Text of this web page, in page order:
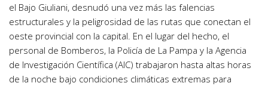
el Bajo Giuliani, desnudó una vez más las falencias
estructurales y la peligrosidad de las rutas que conectan el
oeste provincial con la capital. En el lugar del hecho, el
personal de Bomberos, la Policía de La Pampa y la Agencia
de Investigación Científica (AIC) trabajaron hasta altas horas
de la noche bajo condiciones climáticas extremas para